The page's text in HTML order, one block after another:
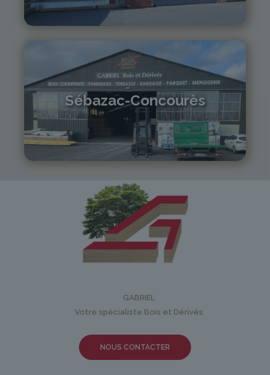
04 71 01 13 30
lepuy@gabriel-sa.fr
Sébazac-Concourès
05 81 55 83 89
monistrol@gabriel-sa.fr
GABRIEL
Votre spécialiste Bois et Dérivés
NOUS CONTACTER